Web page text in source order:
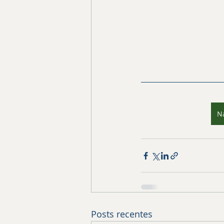
Posts recentes